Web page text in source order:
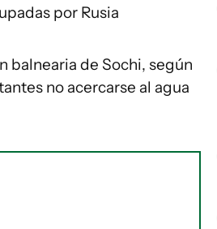
por Rusia
balnearia de Sochi, según
no acercarse al agua